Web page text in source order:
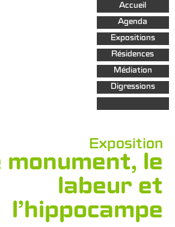
Aller au
contenu
principal
Accueil
Agenda
Expositions
Résidences
Médiation
Digressions
Exposition
monument, le
labeur et
l’hippocampe